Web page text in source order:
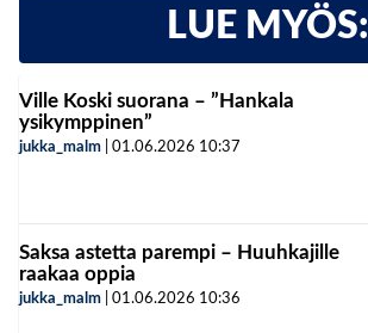
LUE MYÖS:
Ville Koski suorana – ”Hankala
ysikymppinen”
jukka_malm 01.06.2026 10:37
Saksa astetta parempi – Huuhkajille
raakaa oppia
jukka_malm 01.06.2026 10:36